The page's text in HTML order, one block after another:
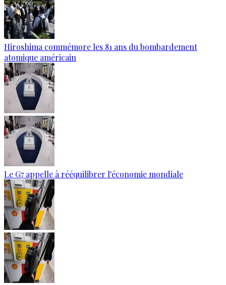
Hiroshima commémore les 81 ans du bombardement
atomique américain
Le G7 appelle à rééquilibrer l'économie mondiale